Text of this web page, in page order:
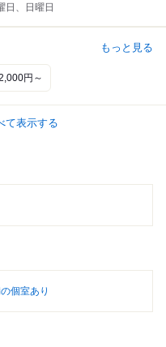
日、日曜日
もっと見る
円～
て表示する
個室あり